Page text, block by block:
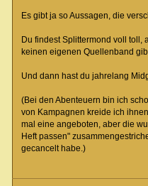
Es gibt ja so Aussagen, die
Du findest Splittermond voll toll,
keinen eigenen Quellenband
Und dann hast du jahrelang
(Bei den Abenteuern bin ich
von Kampagnen kreide ich
mal eine angeboten, aber die
Heft passen"
gecancelt habe.)